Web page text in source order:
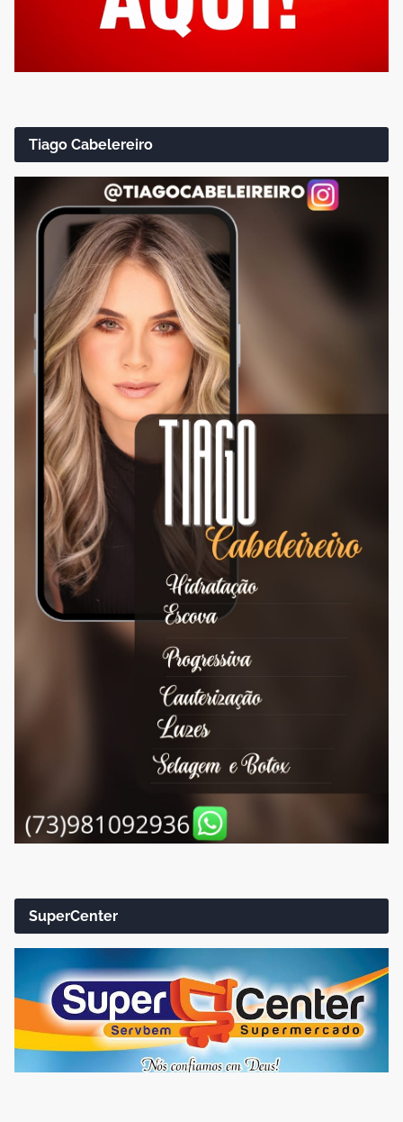
Tiago Cabelereiro
SuperCenter